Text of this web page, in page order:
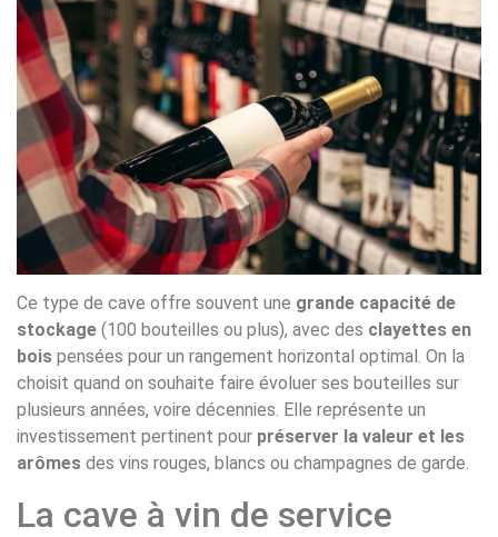
Ce type de cave offre souvent une grande capacité de
stockage (100 bouteilles ou plus), avec des clayettes en
bois pensées pour un rangement horizontal optimal. On la
choisit quand on souhaite faire évoluer ses bouteilles sur
plusieurs années, voire décennies. Elle représente un
investissement pertinent pour préserver la valeur et les
arômes des vins rouges, blancs ou champagnes de garde.
La cave à vin de service